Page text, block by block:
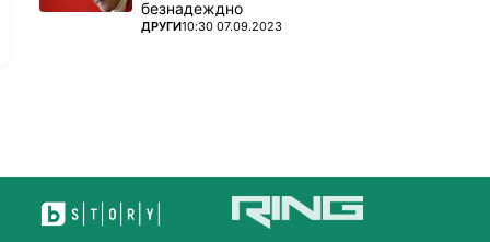
безнадеждно
ПОВЕЧЕ ОТ
ДРУГИ10:30 07.09.2023